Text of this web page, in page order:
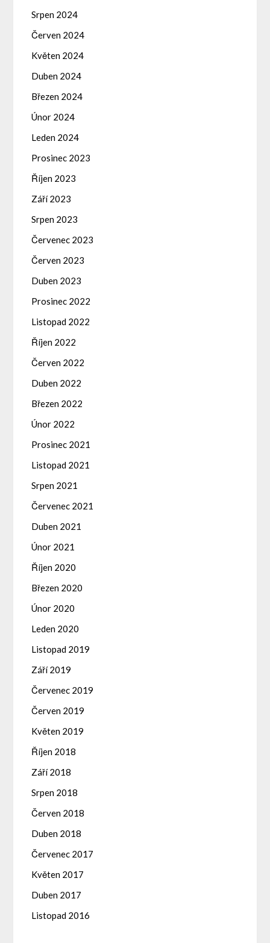
Srpen 2024
Červen 2024
Květen 2024
Duben 2024
Březen 2024
Únor 2024
Leden 2024
Prosinec 2023
Říjen 2023
Září 2023
Srpen 2023
Červenec 2023
Červen 2023
Duben 2023
Prosinec 2022
Listopad 2022
Říjen 2022
Červen 2022
Duben 2022
Březen 2022
Únor 2022
Prosinec 2021
Listopad 2021
Srpen 2021
Červenec 2021
Duben 2021
Únor 2021
Říjen 2020
Březen 2020
Únor 2020
Leden 2020
Listopad 2019
Září 2019
Červenec 2019
Červen 2019
Květen 2019
Říjen 2018
Září 2018
Srpen 2018
Červen 2018
Duben 2018
Červenec 2017
Květen 2017
Duben 2017
Listopad 2016